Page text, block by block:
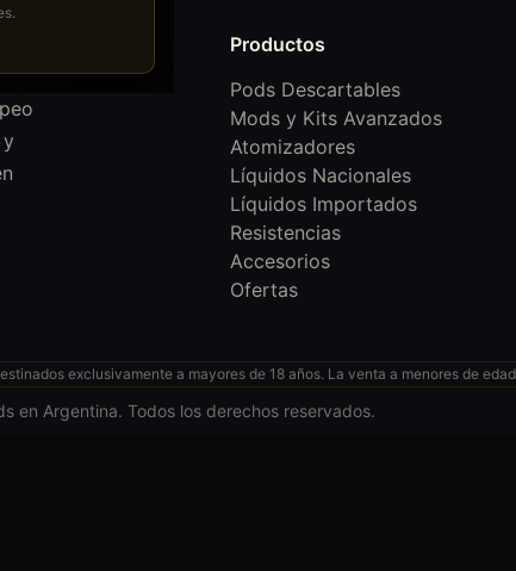
.
Productos
Pods Descartables
Mods y Kits Avanzados
Atomizadores
Líquidos Nacionales
Líquidos Importados
Resistencias
Accesorios
Ofertas
exclusivamente a mayores de 18 años. La venta a menores de
en Argentina. Todos los derechos reservados.